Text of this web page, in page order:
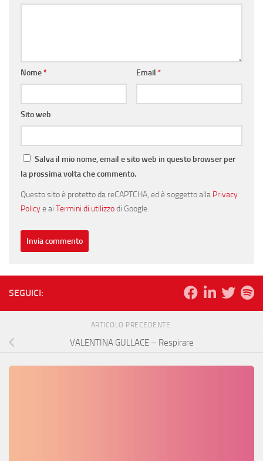
Nome* Email *
Sito web
Salva il mio nome, email e sito web in questo browser per
la prossima volta che commento.
Questo sito è protetto da reCAPTCHA, ed è soggetto alla Privacy
Policye ai Termini di utilizzodi Google.
SEGUICI:
ARTICOLO PRECEDENTE
VALENTINA GULLACE – Respirare